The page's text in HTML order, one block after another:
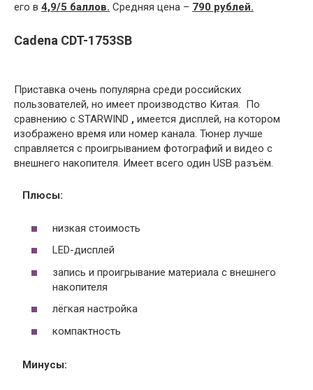
его в 4,9/5 баллов. Средняя цена – 790 рублей.
Cadena CDT-1753SB
Приставка очень популярна среди российских
пользователей, но имеет производство Китая. По
сравнению с STARWIND , имеется дисплей, на котором
изображено время или номер канала. Тюнер лучше
справляется с проигрыванием фотографий и видео с
внешнего накопителя. Имеет всего один USB разъём.
Плюсы:
низкая стоимость
LED-дисплей
запись и проигрывание материала с внешнего
накопителя
лёгкая настройка
компактность
Минусы: